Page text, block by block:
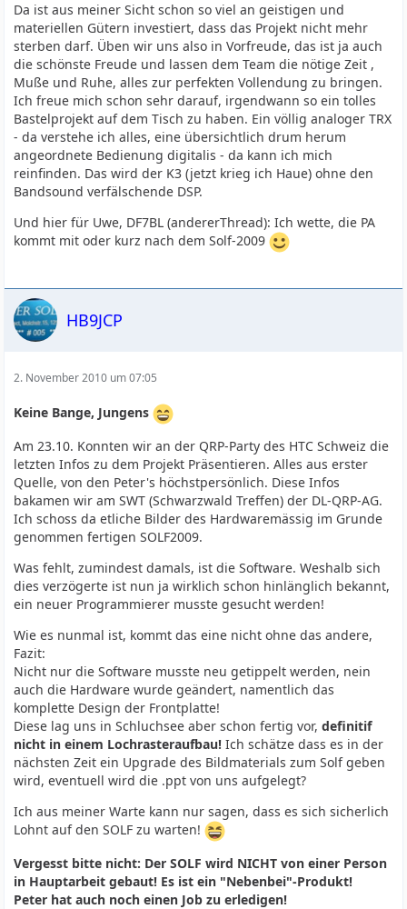
Da ist aus meiner Sicht schon so viel an geistigen und
materiellen Gütern investiert, dass das Projekt nicht mehr
sterben darf. Üben wir uns also in Vorfreude, das ist ja auch
die schönste Freude und lassen dem Team die nötige Zeit ,
Muße und Ruhe, alles zur perfekten Vollendung zu bringen.
Ich freue mich schon sehr darauf, irgendwann so ein tolles
Bastelprojekt auf dem Tisch zu haben. Ein völlig analoger TRX
- da verstehe ich alles, eine übersichtlich drum herum
angeordnete Bedienung digitalis - da kann ich mich
reinfinden. Das wird der K3 (jetzt krieg ich Haue) ohne den
Bandsound verfälschende DSP.
Und hier für Uwe, DF7BL (andererThread): Ich wette, die PA
kommt mit oder kurz nach dem Solf-2009
HB9JCP
2. November 2010 um 07:05
Keine Bange, Jungens
Am 23.10. Konnten wir an der QRP-Party des HTC Schweiz die
letzten Infos zu dem Projekt Präsentieren. Alles aus erster
Quelle, von den Peter's höchstpersönlich. Diese Infos
bakamen wir am SWT (Schwarzwald Treffen) der DL-QRP-AG.
Ich schoss da etliche Bilder des Hardwaremässig im Grunde
genommen fertigen SOLF2009.
Was fehlt, zumindest damals, ist die Software. Weshalb sich
dies verzögerte ist nun ja wirklich schon hinlänglich bekannt,
ein neuer Programmierer musste gesucht werden!
Wie es nunmal ist, kommt das eine nicht ohne das andere,
Fazit:
Nicht nur die Software musste neu getippelt werden, nein
auch die Hardware wurde geändert, namentlich das
komplette Design der Frontplatte!
Diese lag uns in Schluchsee aber schon fertig vor,definitif
nicht in einem Lochrasteraufbau! Ich schätze dass es in der
nächsten Zeit ein Upgrade des Bildmaterials zum Solf geben
wird, eventuell wird die .ppt von uns aufgelegt?
Ich aus meiner Warte kann nur sagen, dass es sich sicherlich
Lohnt auf den SOLF zu warten!
Vergesst bitte nicht: Der SOLF wird NICHT von einer Person
in Hauptarbeit gebaut! Es ist ein "Nebenbei"-Produkt!
Peter hat auch noch einen Job zu erledigen!